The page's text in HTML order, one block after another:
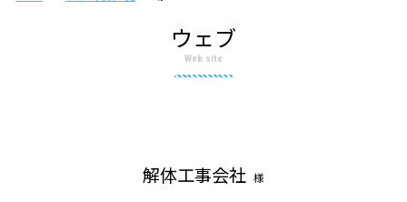
ウェブ
Web site
解体工事会社 様